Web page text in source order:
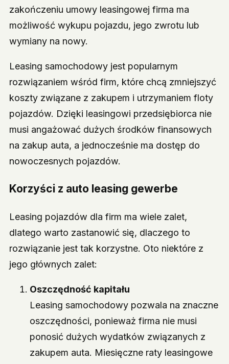
zakończeniu umowy leasingowej firma ma
możliwość wykupu pojazdu, jego zwrotu lub
wymiany na nowy.
Leasing samochodowy jest popularnym
rozwiązaniem wśród firm, które chcą zmniejszyć
koszty związane z zakupem i utrzymaniem floty
pojazdów. Dzięki leasingowi przedsiębiorca nie
musi angażować dużych środków finansowych
na zakup auta, a jednocześnie ma dostęp do
nowoczesnych pojazdów.
Korzyści z auto leasing gewerbe
Leasing pojazdów dla firm ma wiele zalet,
dlatego warto zastanowić się, dlaczego to
rozwiązanie jest tak korzystne. Oto niektóre z
jego głównych zalet:
Oszczędność kapitału
Leasing samochodowy pozwala na znaczne
oszczędności, ponieważ firma nie musi
ponosić dużych wydatków związanych z
zakupem auta. Miesięczne raty leasingowe